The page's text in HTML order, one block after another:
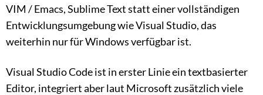
VIM / Emacs, Sublime Text statt einer vollständigen
Entwicklungsumgebung wie Visual Studio, das
weiterhin nur für Windows verfügbar ist.
Visual Studio Code ist in erster Linie ein textbasierter
Editor, integriert aber laut Microsoft zusätzlich viele